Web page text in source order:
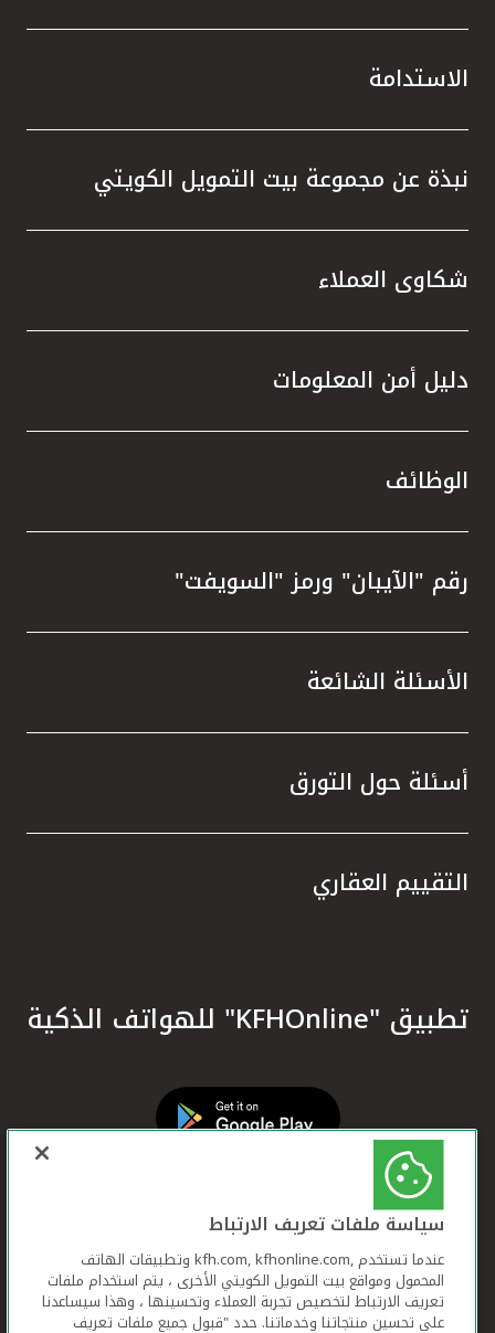
الاستدامة
نبذة عن مجموعة بيت التمويل الكويتي
شكاوى العملاء
دليل أمن المعلومات
الوظائف
رقم "الآيبان" ورمز "السويفت"
الأسئلة الشائعة
أسئلة حول التورق
التقييم العقاري
تطبيق "KFHOnline" للهواتف الذكية
سياسة ملفات تعريف الارتباط
عندما تستخدم ,kfh.com, kfhonline.com وتطبيقات الهاتف
المحمول ومواقع بيت التمويل الكويتي الأخرى ، يتم استخدام ملفات
تعريف الارتباط لتخصيص تجربة العملاء وتحسينها ، وهذا سيساعدنا
على تحسين منتجاتنا وخدماتنا. حدد "قبول جميع ملفات تعريف